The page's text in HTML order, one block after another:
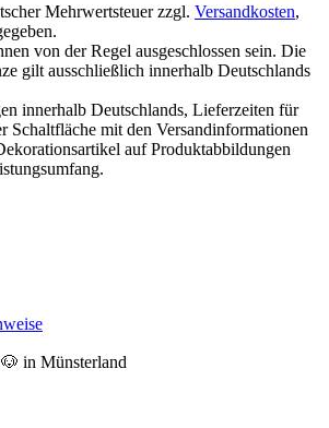
Mehrwertsteuer zzgl. Versandkosten,
von der Regel ausgeschlossen sein. Die
gilt ausschließlich innerhalb Deutschlands
innerhalb Deutschlands, Lieferzeiten für
Schaltfläche mit den Versandinformationen
auf Produktabbildungen
in Münsterland